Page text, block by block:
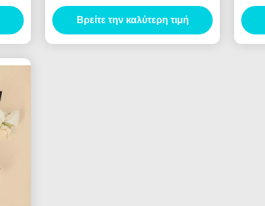
τύπο
Βρείτε την καλύτερη τιμή